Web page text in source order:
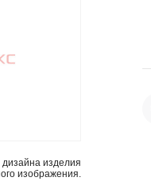
изделия
изображения.